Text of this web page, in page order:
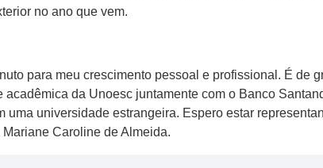
no ano que vem.
para meu crescimento pessoal e profissional. É de
da Unoesc juntamente com o Banco
universidade estrangeira. Espero estar
Caroline de Almeida.